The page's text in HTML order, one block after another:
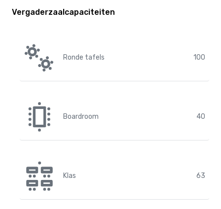
Vergaderzaalcapaciteiten
Ronde tafels 100
Boardroom 40
Klas 63